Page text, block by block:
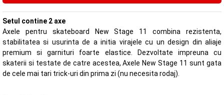
Setul contine 2 axe
Axele pentru skateboard New Stage 11 combina rezistenta,
stabilitatea si usurinta de a initia virajele cu un design din aliaje
premium si garnituri foarte elastice. Dezvoltate impreuna cu
skaterii si testate de catre acestea, Axele New Stage 11 sunt gata
de cele mai tari trick-uri din prima zi (nu necesita rodaj).